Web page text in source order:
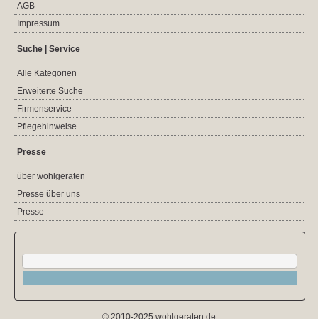
AGB
Impressum
Suche | Service
Alle Kategorien
Erweiterte Suche
Firmenservice
Pflegehinweise
Presse
über wohlgeraten
Presse über uns
Presse
© 2010-2025 wohlgeraten.de